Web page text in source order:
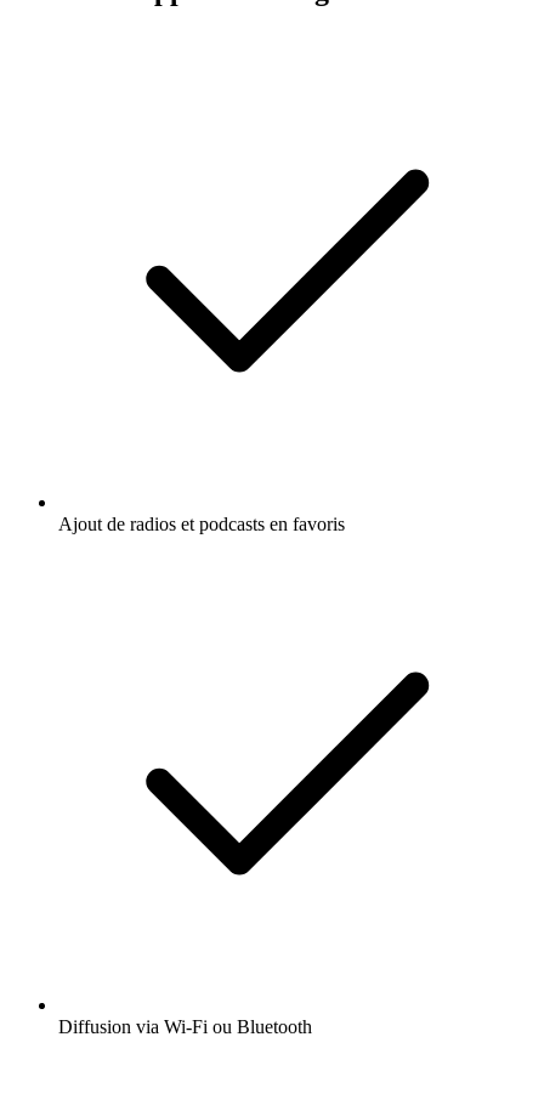
Ajout de radios et podcasts en favoris
Diffusion via Wi-Fi ou Bluetooth